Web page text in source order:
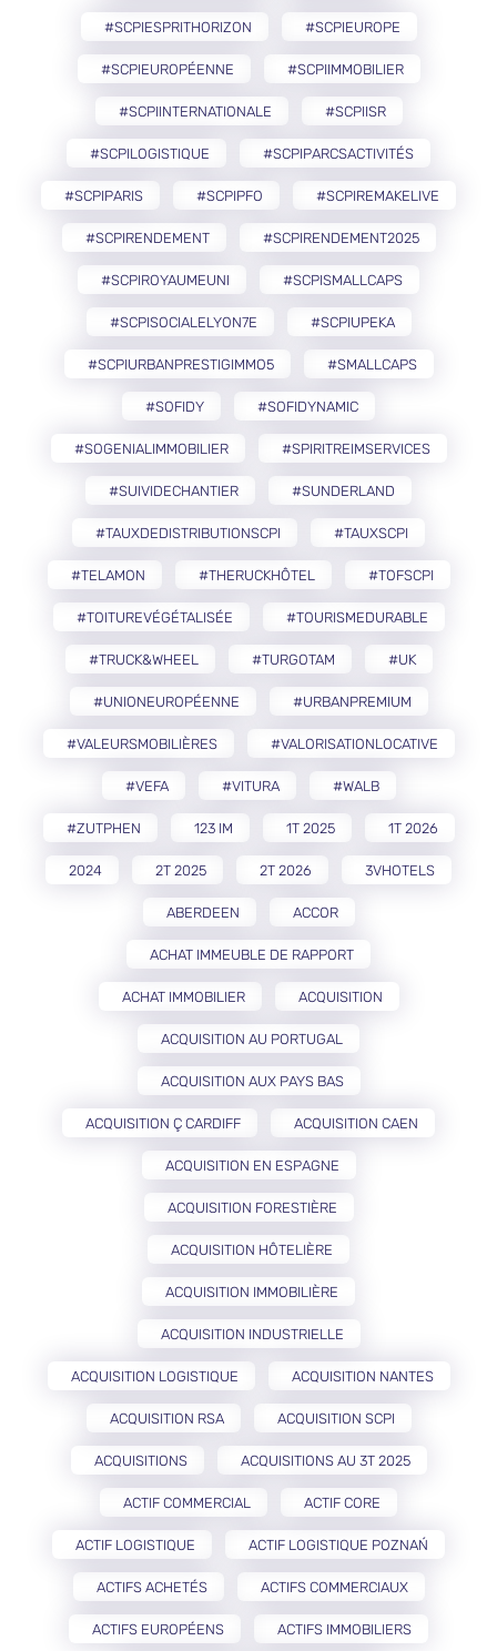
#SCPIESPRITHORIZON #SCPIEUROPE
#SCPIEUROPÉENNE #SCPIIMMOBILIER
#SCPIINTERNATIONALE #SCPIISR
#SCPILOGISTIQUE #SCPIPARCSACTIVITÉS
#SCPIPARIS #SCPIPFO #SCPIREMAKELIVE
#SCPIRENDEMENT #SCPIRENDEMENT2025
#SCPIROYAUMEUNI #SCPISMALLCAPS
#SCPISOCIALELYON7E #SCPIUPEKA
#SCPIURBANPRESTIGIMMO5 #SMALLCAPS
#SOFIDY #SOFIDYNAMIC
#SOGENIALIMMOBILIER #SPIRITREIMSERVICES
#SUIVIDECHANTIER #SUNDERLAND
#TAUXDEDISTRIBUTIONSCPI #TAUXSCPI
#TELAMON #THERUCKHÔTEL #TOFSCPI
#TOITUREVÉGÉTALISÉE #TOURISMEDURABLE
#TRUCK&WHEEL #TURGOTAM #UK
#UNIONEUROPÉENNE #URBANPREMIUM
#VALEURSMOBILIÈRES #VALORISATIONLOCATIVE
#VEFA #VITURA #WALB
#ZUTPHEN 123 IM 1T 2025 1T 2026
2024 2T 2025 2T 2026 3VHOTELS
ABERDEEN ACCOR
ACHAT IMMEUBLE DE RAPPORT
ACHAT IMMOBILIER ACQUISITION
ACQUISITION AU PORTUGAL
ACQUISITION AUX PAYS BAS
ACQUISITION Ç CARDIFF ACQUISITION CAEN
ACQUISITION EN ESPAGNE
ACQUISITION FORESTIÈRE
ACQUISITION HÔTELIÈRE
ACQUISITION IMMOBILIÈRE
ACQUISITION INDUSTRIELLE
ACQUISITION LOGISTIQUE ACQUISITION NANTES
ACQUISITION RSA ACQUISITION SCPI
ACQUISITIONS ACQUISITIONS AU 3T 2025
ACTIF COMMERCIAL ACTIF CORE
ACTIF LOGISTIQUE ACTIF LOGISTIQUE POZNAŃ
ACTIFS ACHETÉS ACTIFS COMMERCIAUX
ACTIFS EUROPÉENS ACTIFS IMMOBILIERS